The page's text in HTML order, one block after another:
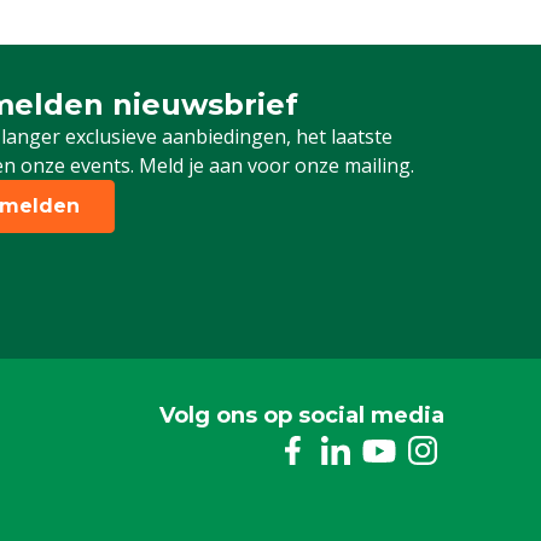
nieuwsbrief
exclusieve aanbiedingen, het laatste
onze events. Meld je aan voor onze mailing.
in voor onze nieuwsbrief
Volg ons op social media